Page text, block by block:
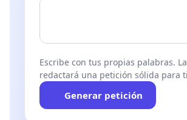
Escribe con tus propias palabras.
redactará una petición sólida para
Generar petición